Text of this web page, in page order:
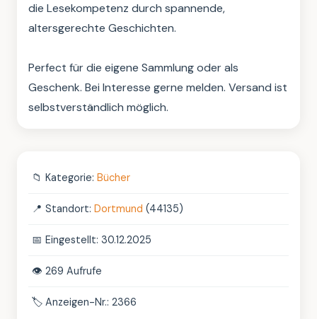
die Lesekompetenz durch spannende,
altersgerechte Geschichten.
Perfect für die eigene Sammlung oder als
Geschenk. Bei Interesse gerne melden. Versand ist
selbstverständlich möglich.
📁 Kategorie: Bücher
📍 Standort: Dortmund (44135)
📅 Eingestellt: 30.12.2025
👁️ 269 Aufrufe
🏷️ Anzeigen-Nr.: 2366